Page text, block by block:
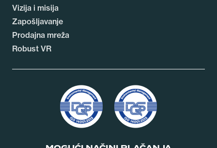
Vizija i misija
Zapošljavanje
Prodajna mreža
Robust VR